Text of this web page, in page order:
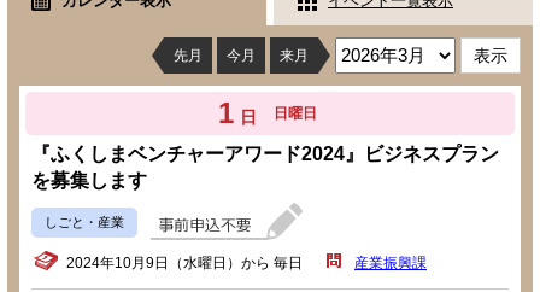
先月 今月 来月
1 日 日曜日
『ふくしまベンチャーアワード2024』ビジネスプラン
を募集します
しごと・産業
2024年10月9日（水曜日）から 毎日 産業振興課